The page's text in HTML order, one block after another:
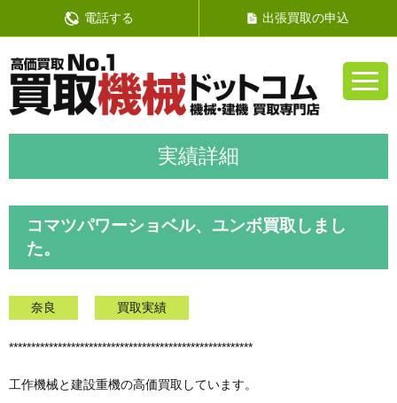
電話する 出張買取の申込
コマツパワーショベル、ユンボ買取しまし
た。
奈良 買取実績
*******************************************************
工作機械と建設重機の高価買取しています。